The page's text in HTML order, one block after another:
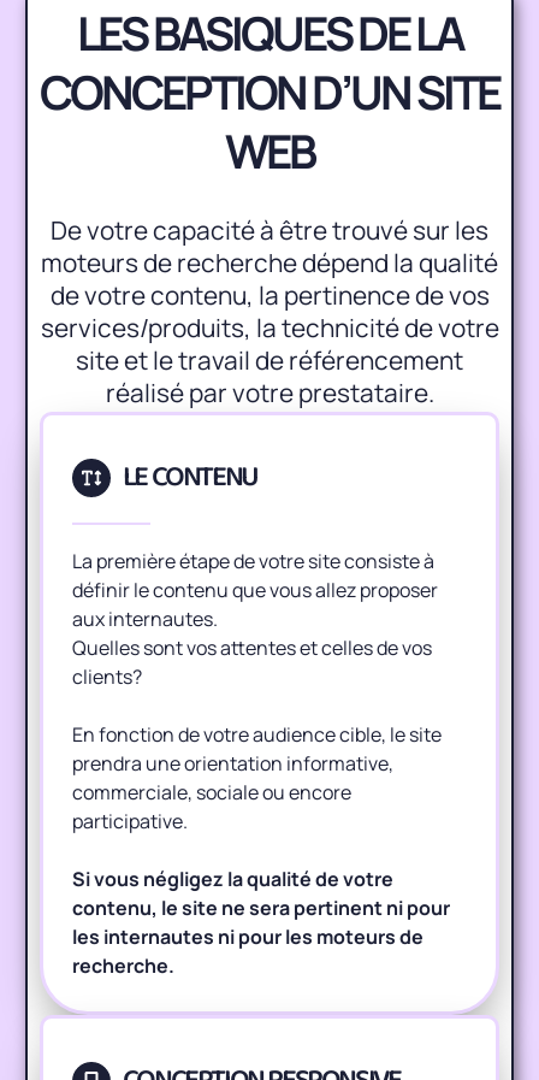
LES BASIQUES DE LA
CONCEPTION D’UN SITE
WEB
De votre capacité à être trouvé sur les
moteurs de recherche dépend la qualité
de votre contenu, la pertinence de vos
services/produits, la technicité de votre
site et le travail de référencement
réalisé par votre prestataire.
LE CONTENU
La première étape de votre site consiste à
définir le contenu que vous allez proposer
aux internautes.
Quelles sont vos attentes et celles de vos
clients?
En fonction de votre audience cible, le site
prendra une orientation informative,
commerciale, sociale ou encore
participative.
Si vous négligez la qualité de votre
contenu, le site ne sera pertinent ni pour
les internautes ni pour les moteurs de
recherche.